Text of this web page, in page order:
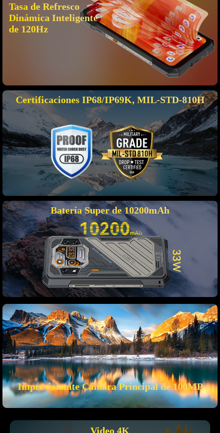
Tasa de Refresco
Dinámica Inteligente
de 120Hz
Certificaciones IP68/IP69K, MIL-STD-810H
Batería Super de 10200mAh
Impresionante Cámara Principal de 100MP
Video 4K